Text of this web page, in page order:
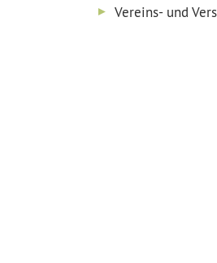
Vereins- und